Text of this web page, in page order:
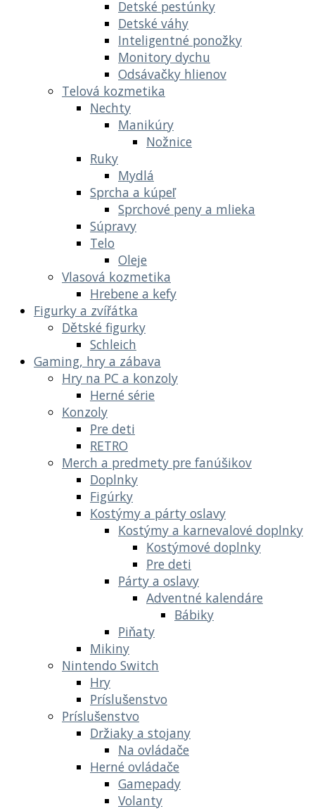
Detské pestúnky
Detské váhy
Inteligentné ponožky
Monitory dychu
Odsávačky hlienov
Telová kozmetika
Nechty
Manikúry
Nožnice
Ruky
Mydlá
Sprcha a kúpeľ
Sprchové peny a mlieka
Súpravy
Telo
Oleje
Vlasová kozmetika
Hrebene a kefy
Figurky a zvířátka
Dětské figurky
Schleich
Gaming, hry a zábava
Hry na PC a konzoly
Herné série
Konzoly
Pre deti
RETRO
Merch a predmety pre fanúšikov
Doplnky
Figúrky
Kostýmy a párty oslavy
Kostýmy a karnevalové doplnky
Kostýmové doplnky
Pre deti
Párty a oslavy
Adventné kalendáre
Bábiky
Piňaty
Mikiny
Nintendo Switch
Hry
Príslušenstvo
Príslušenstvo
Držiaky a stojany
Na ovládače
Herné ovládače
Gamepady
Volanty